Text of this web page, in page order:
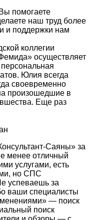
помогаете
наш труд более
и поддержки нам
коллегии
осуществляет
Юлия всегда
своевременно
произошедшие в
Еще раз
Саяны» за
менее отличный
услугами, есть
но СПС
успеваешь за
ваши специалисты
— поиск
поиск